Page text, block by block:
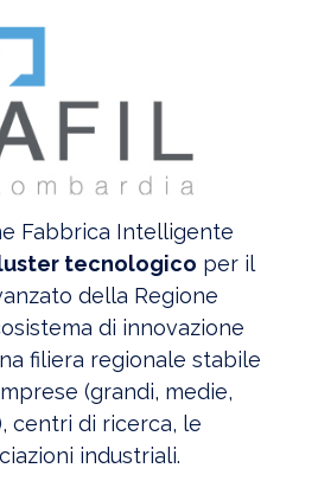
Fabbrica Intelligente
tecnologico per il
della Regione
di innovazione
filiera regionale stabile
(grandi, medie,
centri di ricerca, le
industriali.